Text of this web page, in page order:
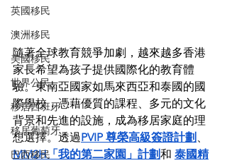
英國移民
澳洲移民
美國移民
世界公民
移居西班牙
移居葡萄牙
巴西移民
隨著全球教育競爭加劇，越來越多香港
家長希望為孩子提供國際化的教育體
驗。東南亞國家如馬來西亞和泰國的國
際學校，憑藉優質的課程、多元的文化
背景和先進的設施，成為移居家庭的理
想選擇。透過PVIP 尊榮高級簽證計劃 、
MM2H「我的第二家園」計劃和 泰國精